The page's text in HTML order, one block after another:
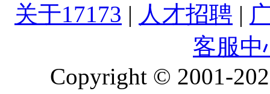
关于17173 | 人才招聘 |
客服中
Copyright © 2001-